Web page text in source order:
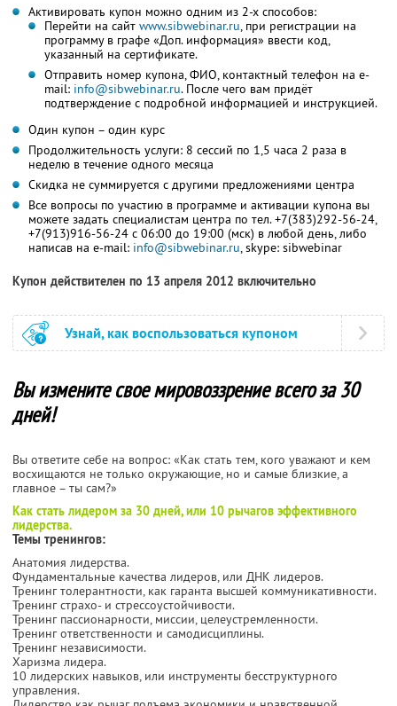
Активировать купон можно одним из 2-х способов:
Перейти на сайт www.sibwebinar.ru, при регистрации на
программу в графе «Доп. информация» ввести код,
указанный на сертификате.
Отправить номер купона, ФИО, контактный телефон на e-
mail: info@sibwebinar.ru. После чего вам придёт
подтверждение с подробной информацией и инструкцией.
Один купон – один курс
Продолжительность услуги: 8 сессий по 1,5 часа 2 раза в
неделю в течение одного месяца
Скидка не суммируется с другими предложениями центра
Все вопросы по участию в программе и активации купона вы
можете задать специалистам центра по тел. +7(383)292-56-24,
+7(913)916-56-24 с 06:00 до 19:00 (мск) в любой день, либо
написав на e-mail: info@sibwebinar.ru, skype: sibwebinar
Купон действителен по 13 апреля 2012 включительно
Узнай, как воспользоваться купоном
Вы измените свое мировоззрение всего за 30
дней!
Вы ответите себе на вопрос: «Как стать тем, кого уважают и кем
восхищаются не только окружающие, но и самые близкие, а
главное – ты сам?»
Как стать лидером за 30 дней, или 10 рычагов эффективного
лидерства.
Темы тренингов:
Анатомия лидерства.
Фундаментальные качества лидеров, или ДНК лидеров.
Тренинг толерантности, как гаранта высшей коммуникативности.
Тренинг страхо- и стрессоустойчивости.
Тренинг пассионарности, миссии, целеустремленности.
Тренинг ответственности и самодисциплины.
Тренинг независимости.
Харизма лидера.
10 лидерских навыков, или инструменты бесструктурного
управления.